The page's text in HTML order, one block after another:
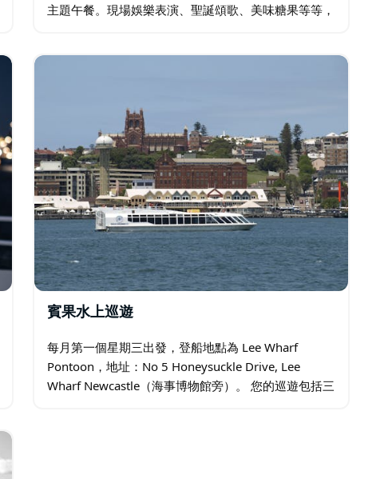
主題午餐。現場娛樂表演、聖誕頌歌、美味糖果等等，
賓果水上巡遊
每月第一個星期三出發，登船地點為 Lee Wharf
Pontoon，地址：No 5 Honeysuckle Drive, Lee
Wharf Newcastle（海事博物館旁）。 您的巡遊包括三